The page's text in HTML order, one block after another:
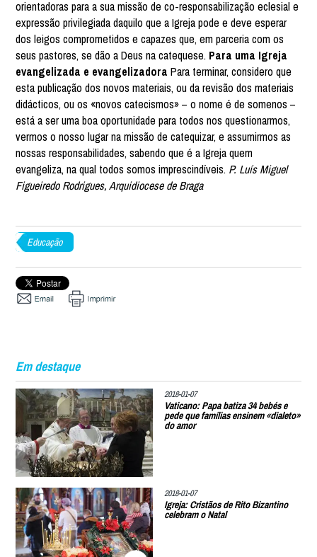
orientadoras para a sua missão de co-responsabilização eclesial e
expressão privilegiada daquilo que a Igreja pode e deve esperar
dos leigos comprometidos e capazes que, em parceria com os
seus pastores, se dão a Deus na catequese. Para uma Igreja
evangelizada e evangelizadora Para terminar, considero que
esta publicação dos novos materiais, ou da revisão dos materiais
didácticos, ou os «novos catecismos» – o nome é de somenos –
está a ser uma boa oportunidade para todos nos questionarmos,
vermos o nosso lugar na missão de catequizar, e assumirmos as
nossas responsabilidades, sabendo que é a Igreja quem
evangeliza, na qual todos somos imprescindíveis. P. Luís Miguel
Figueiredo Rodrigues, Arquidiocese de Braga
Educação
Em destaque
2018-01-07
Vaticano: Papa batiza 34 bebés e
pede que famílias ensinem «dialeto»
do amor
2018-01-07
Igreja: Cristãos de Rito Bizantino
celebram o Natal